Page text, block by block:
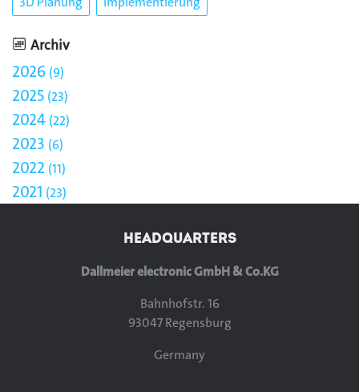
Archiv
2026 9
2025 23
2024 22
2023 6
2022 11
2021 23
HEADQUARTERS
Dallmeier electronic GmbH & Co.KG
Bahnhofstr. 16
93047 Regensburg
Germany